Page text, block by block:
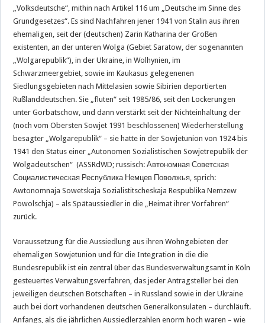
„Volksdeutsche“, mithin nach Artikel 116 um „Deutsche im Sinne des
Grundgesetzes“. Es sind Nachfahren jener 1941 von Stalin aus ihren
ehemaligen, seit der (deutschen) Zarin Katharina der Großen
existenten, an der unteren Wolga (Gebiet Saratow, der sogenannten
„Wolgarepublik“), in der Ukraine, in Wolhynien, im
Schwarzmeergebiet, sowie im Kaukasus gelegenenen
Siedlungsgebieten nach Mittelasien sowie Sibirien deportierten
Rußlanddeutschen. Sie „fluten“ seit 1985/86, seit den Lockerungen
unter Gorbatschow, und dann verstärkt seit der Nichteinhaltung der
(noch vom Obersten Sowjet 1991 beschlossenen) Wiederherstellung
besagter „Wolgarepublik“ – sie hatte in der Sowjetunion von 1924 bis
1941 den Status einer „Autonomen Sozialistischen Sowjetrepublik der
Wolgadeutschen“ (ASSRdWD; russisch: Автономная Советская
Социалистическая Республика Немцев Поволжья, sprich:
Awtonomnaja Sowetskaja Sozialistitscheskaja Respublika Nemzew
Powolschja) – als Spätaussiedler in die „Heimat ihrer Vorfahren“
zurück.
Voraussetzung für die Aussiedlung aus ihren Wohngebieten der
ehemaligen Sowjetunion und für die Integration in die die
Bundesrepublik ist ein zentral über das Bundesverwaltungsamt in Köln
gesteuertes Verwaltungsverfahren, das jeder Antragsteller bei den
jeweiligen deutschen Botschaften – in Russland sowie in der Ukraine
auch bei dort vorhandenen deutschen Generalkonsulaten – durchläuft.
Anfangs, als die jährlichen Aussiedlerzahlen enorm hoch waren – wie